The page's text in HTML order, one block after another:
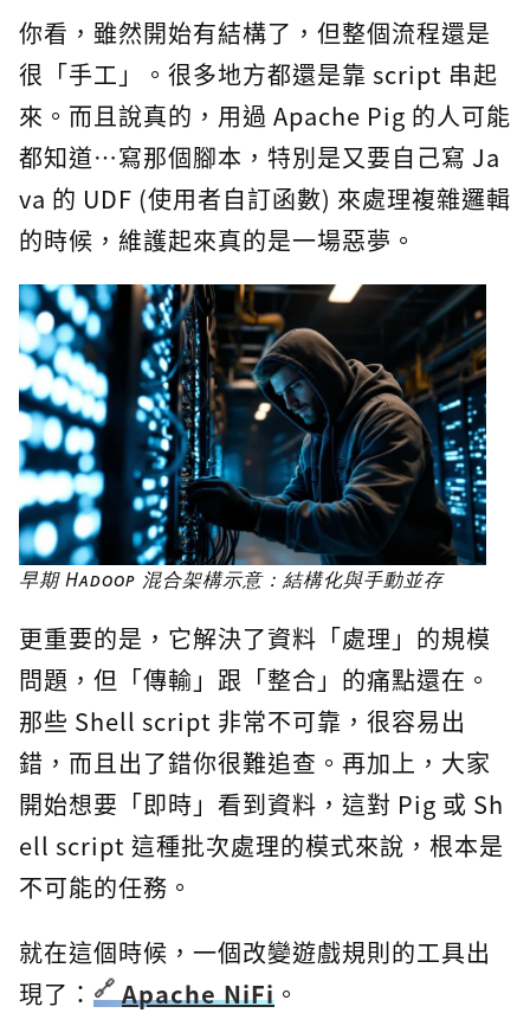
你看，雖然開始有結構了，但整個流程還是
很「手工」。很多地方都還是靠 script 串起
來。而且說真的，用過 Apache Pig 的人可能
都知道…寫那個腳本，特別是又要自己寫 Ja
va 的 UDF (使用者自訂函數) 來處理複雜邏輯
的時候，維護起來真的是一場惡夢。
早期 Hadoop 混合架構示意：結構化與手動並存
更重要的是，它解決了資料「處理」的規模
問題，但「傳輸」跟「整合」的痛點還在。
那些 Shell script 非常不可靠，很容易出
錯，而且出了錯你很難追查。再加上，大家
開始想要「即時」看到資料，這對 Pig 或 Sh
ell script 這種批次處理的模式來說，根本是
不可能的任務。
就在這個時候，一個改變遊戲規則的工具出
現了：
Apache NiFi 。